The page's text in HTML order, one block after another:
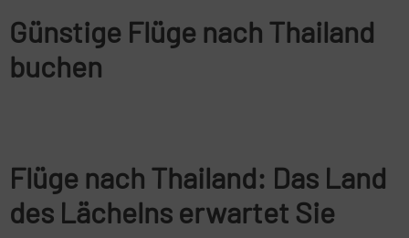
Günstige Flüge nach Thailand
buchen
Flüge nach Thailand: Das Land
des Lächelns erwartet Sie